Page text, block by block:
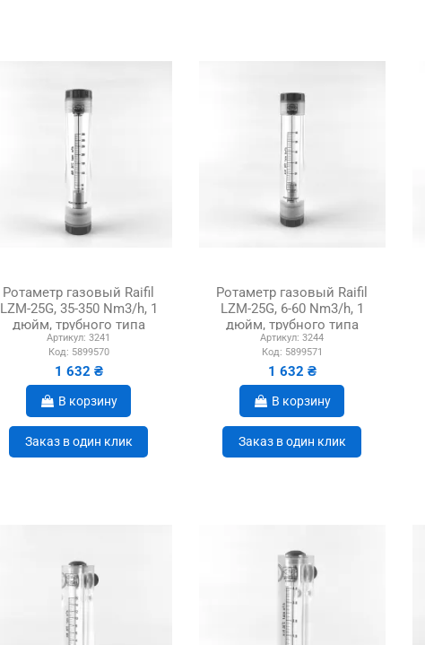
Ротаметр газовый Raifil
LZM-25G, 35-350 Nm3/h, 1
дюйм, трубного типа
Артикул: 3241
Код: 5899570
1 632 ₴
В корзину
Заказ в один клик
Ротаметр газовый Raifil
LZM-25G, 6-60 Nm3/h, 1
дюйм, трубного типа
Артикул: 3244
Код: 5899571
1 632 ₴
В корзину
Заказ в один клик